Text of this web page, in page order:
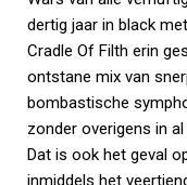
dertig jaar in black
Cradle Of Filth erin
ontstane mix van
bombastische
zonder overigens in
Dat is ook het geval
inmiddels het